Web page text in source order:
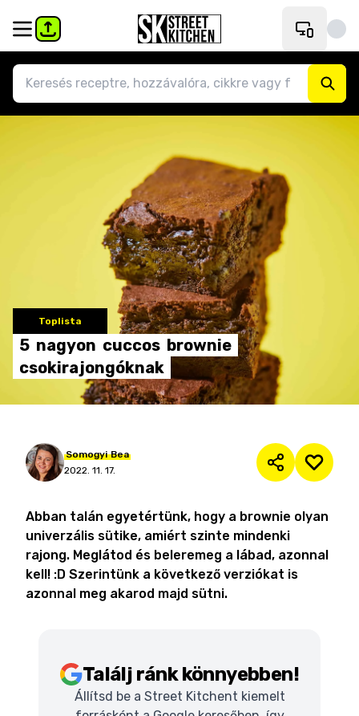
Toplista
5 nagyon cuccos brownie
csokirajongóknak
Somogyi Bea
2022. 11. 17.
Abban talán egyetértünk, hogy a brownie olyan
univerzális sütike, amiért szinte mindenki
rajong. Meglátod és beleremeg a lábad, azonnal
kell! :D Szerintünk a következő verziókat is
azonnal meg akarod majd sütni.
Találj ránk könnyebben!
Állítsd be a Street Kitchent kiemelt